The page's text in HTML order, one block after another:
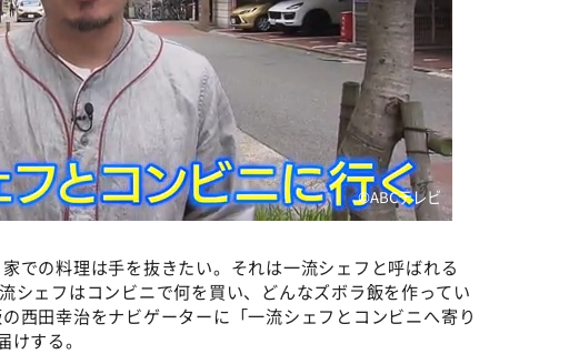
©ABCテレビ
での料理は手を抜きたい。それは一流シェフと呼ばれる
シェフはコンビニで何を買い、どんなズボラ飯を作ってい
西田幸治をナビゲーターに「一流シェフとコンビニへ寄り
する。